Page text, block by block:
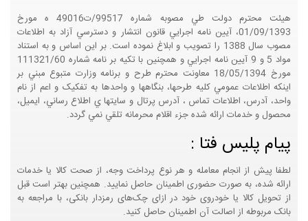
هيئت محترم دولت طي مصوبه شماره 99517/ت49016 ه مورخ
01/09/1393، آيين نامه اجرايي قانون انتشار و دسترسي آزاد به اطلاعات
مصوب سال 1388 را تصويب و ابلاغ نموده است. بر اين اساس و به استناد
مواد 5 و 9 آيين نامه اجرايي و همچنين با تکيه بر نامه شماره 111321/60
مورخ 18/05/1394 معاونت محترم طرح و برنامه وزارت متبوع مبني بر
اينکه اطلاعات عمومي کليه طرحها، بنگاهها و واحدها به تفکيک و اعم از نام
واحد، آدرس، اطلاعات تماس ، آدرس پرتال و سايتها ي اطلاع رساني، ايميل،
محصول و خدمات ارائه شده جزء اقلام محرمانه تلقي نمي گردد.
پیام پلیس فتا :
لطفا پیش از انجام معامله و هر نوع پرداخت وجه، از صحت کالا یا خدمات
ارائه شده، به صورت حضوری اطمینان حاصل نمایید. همچنین بهتر است قبل
از تحویل کالا یا خودروی خود در ازای چک‌های رمزدار بانکی، با مراجعه به
بانک مربوطه از اصالت آن اطمینان حاصل کنید.